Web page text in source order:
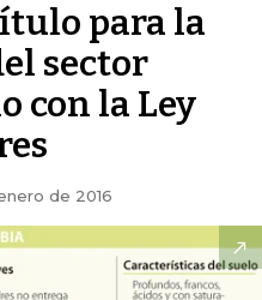
para la
sector
con la Ley
de 2016